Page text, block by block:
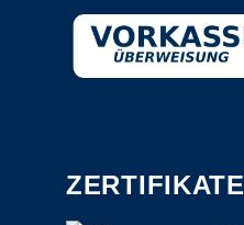
ZERTIFIKATE